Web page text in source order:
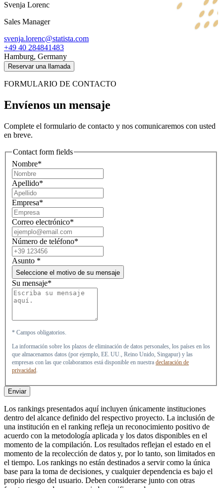
Svenja Lorenc
Sales Manager
svenja.lorenc@statista.com
+49 40 284841483
Hamburg, Germany
Reservar una llamada
FORMULARIO DE CONTACTO
Envíenos un mensaje
Complete el formulario de contacto y nos comunicaremos con usted
en breve.
Contact form fields
Nombre*
Apellido*
Empresa*
Correo electrónico*
Número de teléfono*
Asunto *
Seleccione el motivo de su mensaje
Su mensaje*
* Campos obligatorios.
La información sobre los plazos de eliminación de datos personales, los países en los
que almacenamos datos (por ejemplo, EE. UU., Reino Unido, Singapur) y las
empresas con las que colaboramos está disponible en nuestra declaración de
privacidad
Enviar
Los rankings presentados aquí incluyen únicamente instituciones
dentro del alcance definido del respectivo proyecto. La inclusión de
una institución en el ranking refleja un reconocimiento positivo de
acuerdo con la metodología aplicada y los datos disponibles en el
momento de la compilación. Los resultados reflejan el estado en el
momento de la recolección de datos y, por lo tanto, son limitados en
el tiempo. Los rankings no están destinados a servir como la única
base para la toma de decisiones, y cualquier dependencia es bajo el
propio riesgo del usuario. Deben considerarse junto con otras